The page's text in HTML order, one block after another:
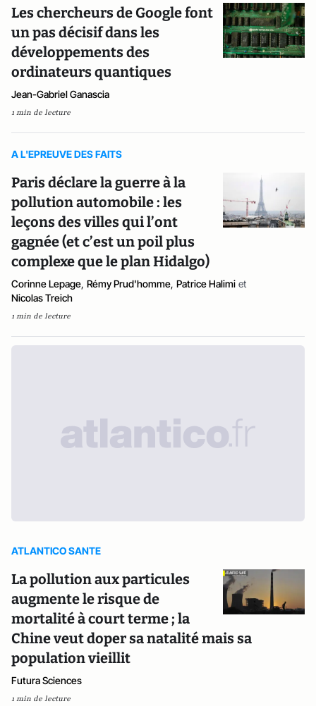
Les chercheurs de Google font
un pas décisif dans les
développements des
ordinateurs quantiques
Jean-Gabriel Ganascia
1 min de lecture
A L'EPREUVE DES FAITS
Paris déclare la guerre à la
pollution automobile : les
leçons des villes qui l’ont
gagnée (et c’est un poil plus
complexe que le plan Hidalgo)
Corinne Lepage, Rémy Prud'homme, Patrice Halimi et
Nicolas Treich
1 min de lecture
ATLANTICO SANTE
La pollution aux particules
augmente le risque de
mortalité à court terme ; la
Chine veut doper sa natalité mais sa
population vieillit
Futura Sciences
1 min de lecture